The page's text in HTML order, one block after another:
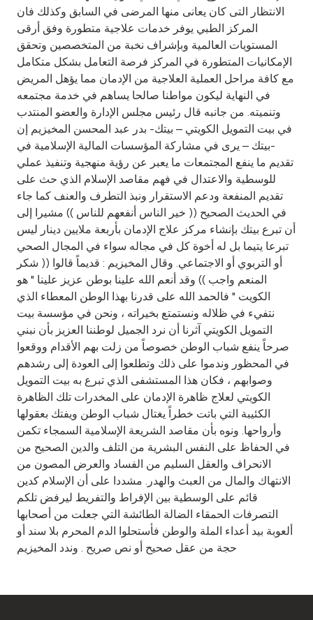
الانتظار التى كان يعانى منها المرضى في السابق وكذلك فان
المركز الطبي يوفر خدمات علاجية متطورة وفق أرقى
المستويات العالمية وبإشراف نخبة من المتخصصين وتحقق
الإمكانيات المتطورة في المركز فرصة التعامل بشكل متكامل
مع كافة مراحل العملية العلاجية من الإدمان مما يؤهل المريض
في النهاية ليكون مواطنا صالحا يساهم في خدمة مجتمعه
وتنميته. من جانبه قال رئيس مجلس الإدارة والعضو المنتدب
في بيت التمويل الكويتي – بيتك- بدر عبد المحسن المخيزيم إن
-بيتك – يرى في مشاركة المؤسسات المالية الإسلامية في
تقديم ما ينفع المجتمعات ما يعبر عن رؤية منهجية وتنفيذ عملي
للوسطية والاعتدال في فهم مقاصد الإسلام الذي حث على
تقديم المنفعة ودعم الاستقرار ونبذ التطرف والعنف كما جاء
في الحديث الصحيح (( خير الناس أنفعهم للناس )) مشيرا إلى
أن تبرع بيتك بإنشاء مركز علاج الإدمان بأربعة ملايين دينار ليس
تبرعا يتيما بل له أخوة كل في مجاله سواء في المجال الصحي
أو التربوي أو الاجتماعي. وقال المخيزيم : قديماً قالوا (( شكر
المنعم واجب )) وقد أنعم الله علينا بوطن عزيز علينا " هو
الكويت " فالحمد الله على قدرنا بهذا الوطن المعطاء الذي
نتفيء في ظلاله ونستمتع بخيراته ، ونحن في مؤسسة بيت
التمويل الكويتي آثرنا أن نرد الجميل لوطننا العزيز بأن نبني
صرحاً ينفع شباب الوطن خصوصاً من زلت بهم الأقدام ووقعوا
في المحظور وندموا على ذلك وتطلعوا إلى العودة إلى رشدهم
وصوابهم ، فكان هذا المستشفى الذي تبرع به بيت التمويل
الكويتي لعلاج ظاهرة الإدمان على المخدرات تلك الظاهرة
الكئيبة التي باتت خطراً يغتال شباب الوطن ويفتك بعقولها
وأرواحها. ونوه بأن مقاصد الشريعة الإسلامية السمجاء تكمن
في الحفاظ على النفس البشرية من التلف والدين الصحيح من
الانحراف والعقل السليم من الفساد والعرض المصون من
الانتهاك والمال من العبث والهدر. مشددا على أن الإسلام كدين
قائم على الوسطية بين الإفراط والتفريط ليرفض تلكم
التصرفات الحمقاء الضالة الطائشة التي جعلت من أصحابها
ألعوبة بيد أعداء الملة والوطن فأستحلوا الدم المحرم بلا سند أو
حجة من عقل صحيح أو نص صريح . وندد المخيزيم